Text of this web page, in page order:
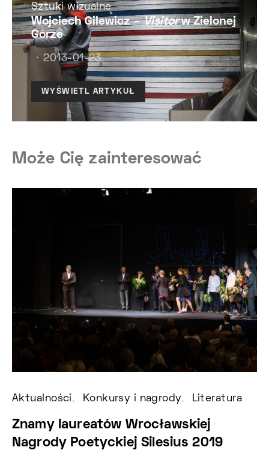
Sztuki wizualne
Wojciech Gilewicz –Visitorw Zielonej
Górze
2013-01-23
WYŚWIETL ARTYKUŁ
Może Cię zainteresować
Aktualności Konkursy i nagrody Literatura
Znamy laureatów Wrocławskiej
Nagrody Poetyckiej Silesius 2019